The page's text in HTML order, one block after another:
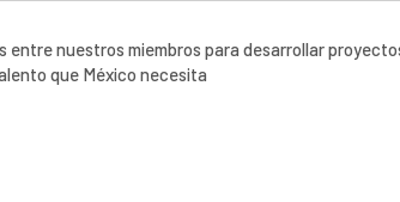
nuestros miembros para desarrollar
que México necesita